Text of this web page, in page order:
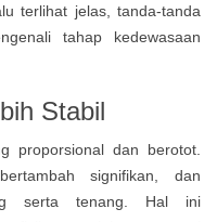
terlihat jelas, tanda-tanda
tahap kedewasaan
Stabil
proporsional dan berotot.
signifikan, dan
serta tenang. Hal ini